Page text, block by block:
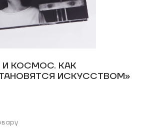
И КОСМОС. КАК
ИСКУССТВОМ»